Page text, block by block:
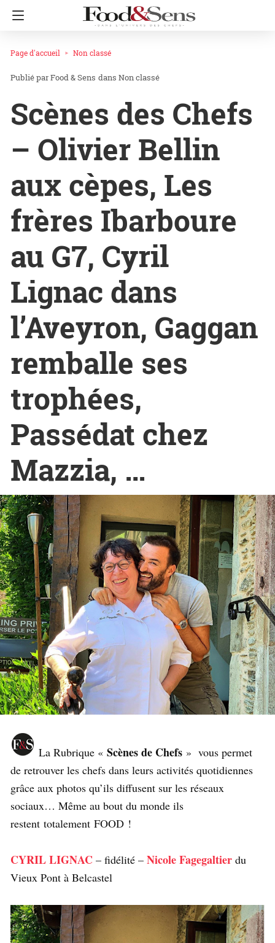
Page d'accueil Non classé
Food & Sens dans Non classé
Scènes des Chefs
– Olivier Bellin
aux cèpes, Les
frères Ibarboure
au G7, Cyril
Lignac dans
l’Aveyron, Gaggan
remballe ses
trophées,
Passédat chez
Mazzia, …
La Rubrique « Scènes de Chefs » vous permet
de retrouver les chefs dans leurs activités quotidiennes
grâce aux photos qu’ils diffusent sur les réseaux
sociaux… Même au bout du monde ils
restent totalement FOOD !
CYRIL LIGNAC – fidélité – Nicole Fagegaltier du
Vieux Pont à Belcastel